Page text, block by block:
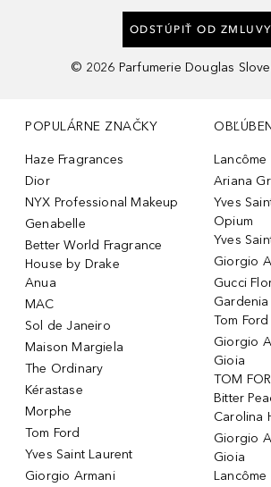
ODSTÚPIŤ OD ZMLUVY
© 2026 Parfumerie Douglas
POPULÁRNE ZNAČKY
Haze Fragrances
Dior
NYX Professional Makeup
Genabelle
Better World Fragrance
House by Drake
Anua
MAC
Sol de Janeiro
Maison Margiela
The Ordinary
Kérastase
Morphe
Tom Ford
Yves Saint Laurent
Giorgio Armani
Lancôme
Ariana
Yves
Opium
Yves
Giorgio
Gucci
Gardenia
Tom
Giorgio
Gioia
TOM
Bitter
Carolina
Giorgio
Gioia
Lancôme